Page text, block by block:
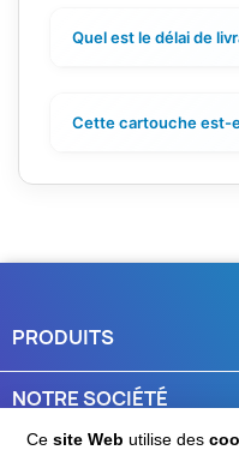
Cesite Web utilise des
Quel est le délai de
Cette cartouche est-
PRODUITS
NOTRE SOCIÉTÉ